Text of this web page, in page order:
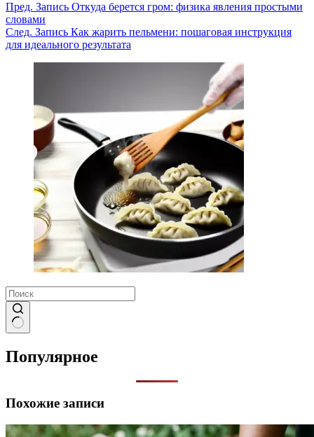
Пред. Запись Откуда берется гром: физика явления простыми
словами
След. Запись Как жарить пельмени: пошаговая инструкция
для идеального результата
не
найдено
Популярное
Похожие записи